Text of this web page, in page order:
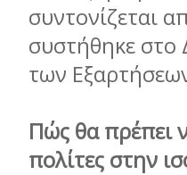
συντονίζεται
συστήθηκε στο
των
Πώς θα πρέπει
πολίτες στην